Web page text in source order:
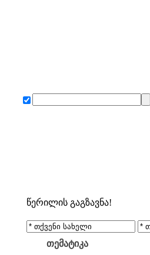
წერილის გაგზავნა!
თემატიკა